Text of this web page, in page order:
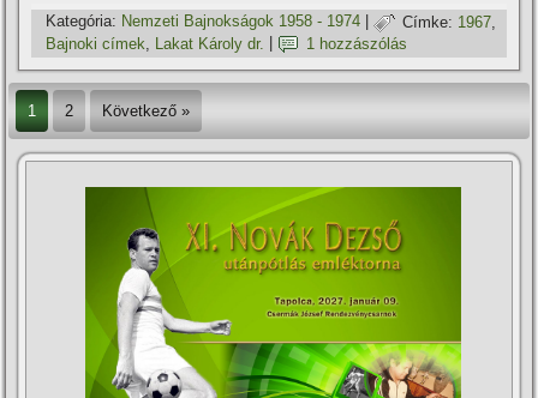
Kategória: Nemzeti Bajnokságok 1958 - 1974 | Címke: 1967
Bajnoki cí­mek
Lakat Károly dr. 1 hozzászólás
1 2 Következő »